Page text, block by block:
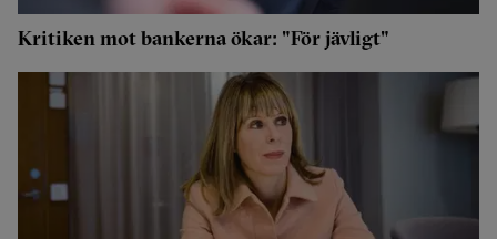
Kritiken mot bankerna ökar: "För jävligt"